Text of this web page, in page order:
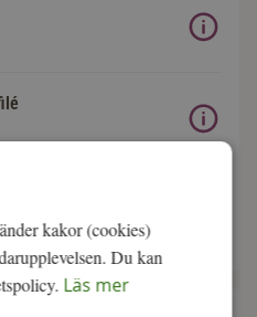
är ungefärliga och kan
kakor (cookies)
Du kan
Läs mer